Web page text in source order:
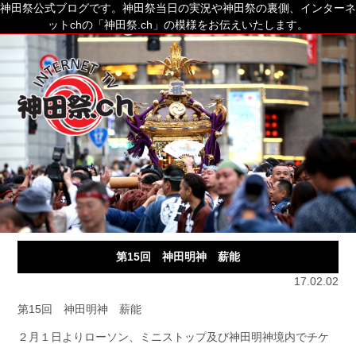
神田祭公式ブログです。神田祭当日の実況や神田祭の裏側、インターネ
ットchの「神田祭.ch」の模様をお伝えいたします。
第15回 神田明神 薪能
17.02.02
第15回 神田明神 薪能
２月１日よりローソン、ミニストップ及び神田明神境内でチケ